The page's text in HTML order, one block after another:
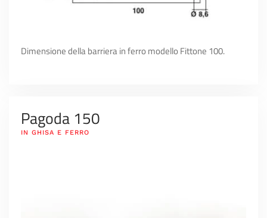
Dimensione della barriera in ferro modello Fittone 100.
Pagoda 150
IN GHISA E FERRO